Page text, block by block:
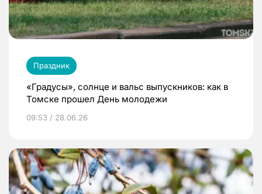
Праздник
«Градусы», солнце и вальс выпускников: как в
Томске прошел День молодежи
09:53 / 28.06.26